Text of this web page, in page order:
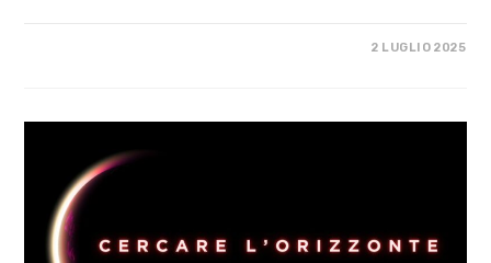
MA
2 LUGLIO 2025